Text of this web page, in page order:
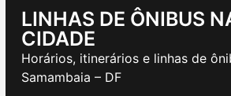
LINHAS DE ÔNIBUS
CIDADE
Horários, itinerários e linhas de
Samambaia – DF